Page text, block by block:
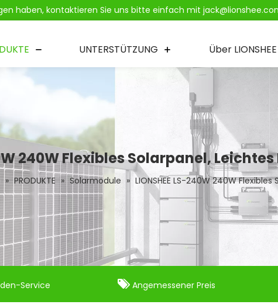
haben, kontaktieren Sie uns bitte einfach mit
UNTERSTÜTZUNG Über LIONSHEE
240W Flexibles Solarpanel,
» PRODUKTE » Solarmodule » LIONSHEE LS-240W 240W
Service  Angemessener Preis